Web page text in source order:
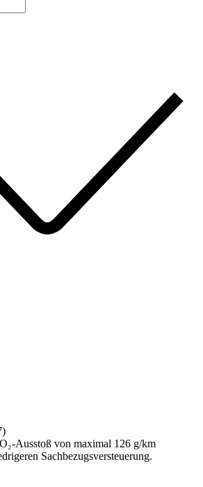
)
Ausstoß von maximal 126 g/km
Sachbezugsversteuerung.